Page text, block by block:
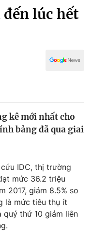
lúc hết
kê mới nhất cho
bảng đã qua giai
IDC, thị trường
mức 36.2 triệu
2017, giảm 8.5% so
là mức tiêu thụ ít
quý thứ 10 giảm liên